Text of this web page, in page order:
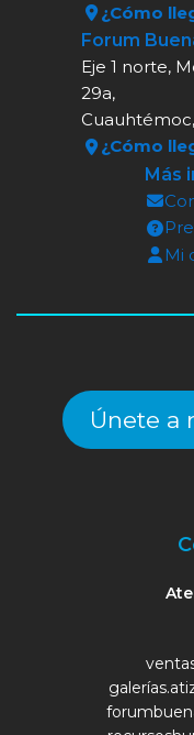
¿Cómo
Forum
Eje 1 norte,
29a,
¿Cómo
Más
Mi
Únete a